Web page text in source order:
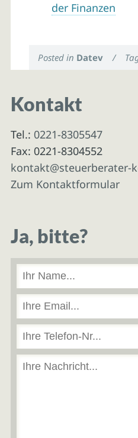
der Finanzen
Posted in Datev /
Kontakt
Tel.: 0221-8305547
Fax: 0221-8304552
kontakt@steuerberater-
Zum Kontaktformular
Ja, bitte?